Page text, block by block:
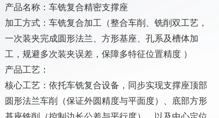
产品名称：车铣复合精密支撑座
加工方式：车铣复合加工（整合车削、铣削双工艺，
一次装夹完成圆形法兰、方形基座、孔系及槽体加
工，规避多次装夹误差，保障多特征位置精度 ）
产品工艺：
核心工艺：依托车铣复合设备，同步实现支撑座顶部
圆形法兰车削（保证外圆精度与平面度）、底部方形